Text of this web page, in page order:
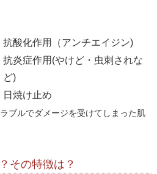
抗酸化作用（アンチエイジン)
抗炎症作用(やけど・虫刺されな
ど)
日焼け止め
ブルでダメージを受けてしまった肌
その特徴は？